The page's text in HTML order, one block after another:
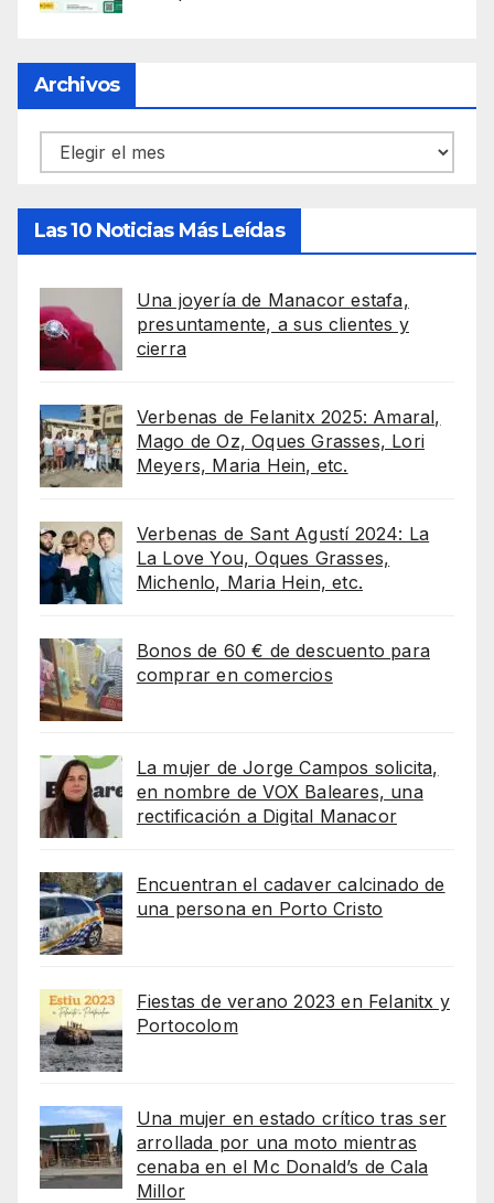
Archivos
Archivos
Las 10 Noticias Más Leídas
Una joyería de Manacor estafa,
presuntamente, a sus clientes y
cierra
Verbenas de Felanitx 2025: Amaral,
Mago de Oz, Oques Grasses, Lori
Meyers, Maria Hein, etc.
Verbenas de Sant Agustí 2024: La
La Love You, Oques Grasses,
Michenlo, Maria Hein, etc.
Bonos de 60 € de descuento para
comprar en comercios
La mujer de Jorge Campos solicita,
en nombre de VOX Baleares, una
rectificación a Digital Manacor
Encuentran el cadaver calcinado de
una persona en Porto Cristo
Fiestas de verano 2023 en Felanitx y
Portocolom
Una mujer en estado crítico tras ser
arrollada por una moto mientras
cenaba en el Mc Donald’s de Cala
Millor